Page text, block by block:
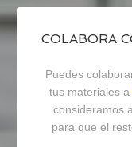
COLABORA
Puedes
tus materiales a
consideramos
para que el